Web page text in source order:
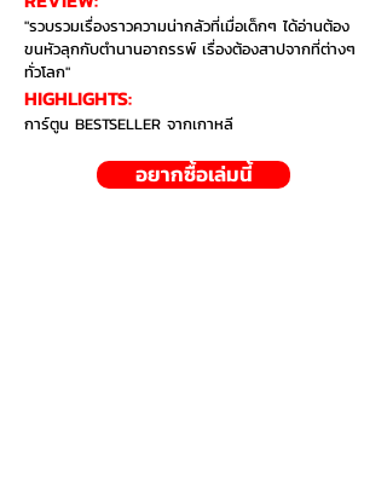
"รวบรวมเรื่องราวความน่ากลัวที่เมื่อเด็กๆ ได้อ่านต้อง
ขนหัวลุกกับตำนานอาถรรพ์ เรื่องต้องสาปจากที่ต่างๆ
ทั่วโลก"
HIGHLIGHTS:​
การ์ตูน BESTSELLER จากเกาหลี
อยากซื้อเล่มนี้